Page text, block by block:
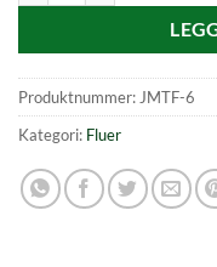
Produktnummer:JMTF-6
Kategori: Fluer